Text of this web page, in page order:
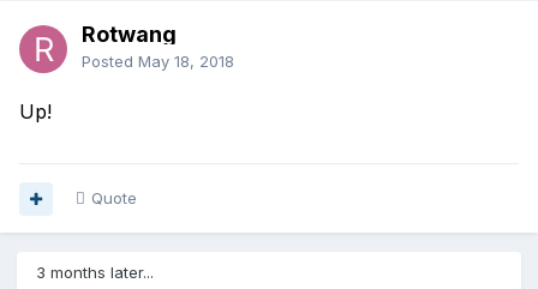
Rotwang
Posted May 18, 2018
Up!
Quote
3 months later...